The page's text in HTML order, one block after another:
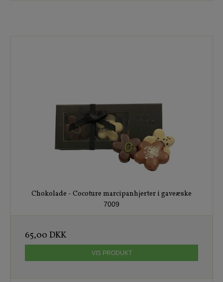
Chokolade - Cocoture marcipanhjerter i gaveæske
7009
65,00 DKK
VIS PRODUKT